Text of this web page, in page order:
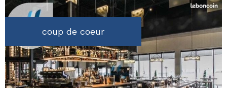
coup de coeur
voir le